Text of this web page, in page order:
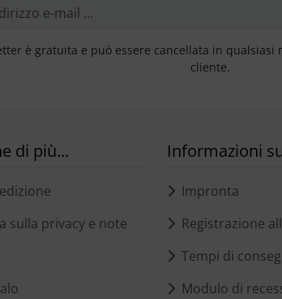
è gratuita e può essere cancellata in
cliente.
di più...
privacy e note
Informazioni
Impronta
Registrazione
Tempi di
Modulo di